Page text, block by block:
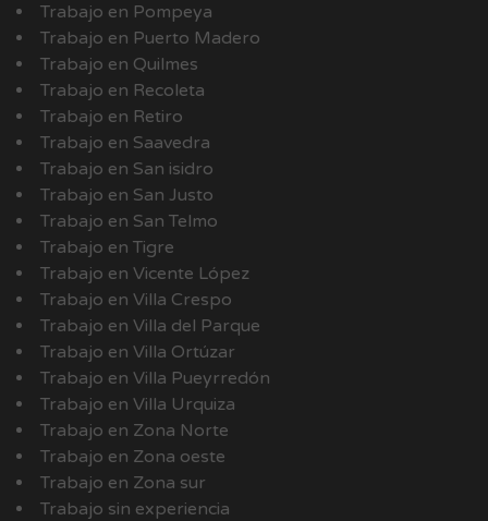
Trabajo en Pompeya
Trabajo en Puerto Madero
Trabajo en Quilmes
Trabajo en Recoleta
Trabajo en Retiro
Trabajo en Saavedra
Trabajo en San isidro
Trabajo en San Justo
Trabajo en San Telmo
Trabajo en Tigre
Trabajo en Vicente López
Trabajo en Villa Crespo
Trabajo en Villa del Parque
Trabajo en Villa Ortúzar
Trabajo en Villa Pueyrredón
Trabajo en Villa Urquiza
Trabajo en Zona Norte
Trabajo en Zona oeste
Trabajo en Zona sur
Trabajo sin experiencia